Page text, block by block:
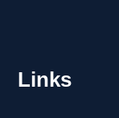
Links